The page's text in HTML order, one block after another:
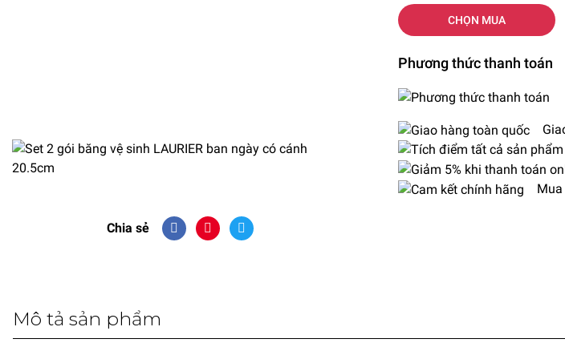
Chia sẻ
CHỌN MUA
Phương thức thanh toán
Mô tả sản phẩm